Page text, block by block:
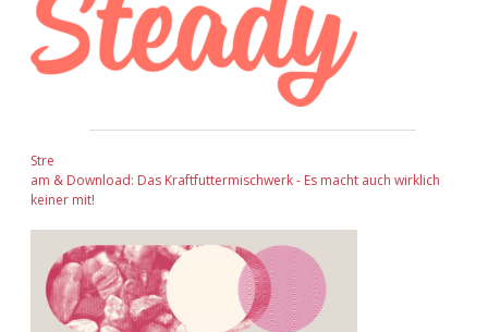
Stre
am & Download: Das Kraftfuttermischwerk - Es macht auch wirklich
keiner mit!